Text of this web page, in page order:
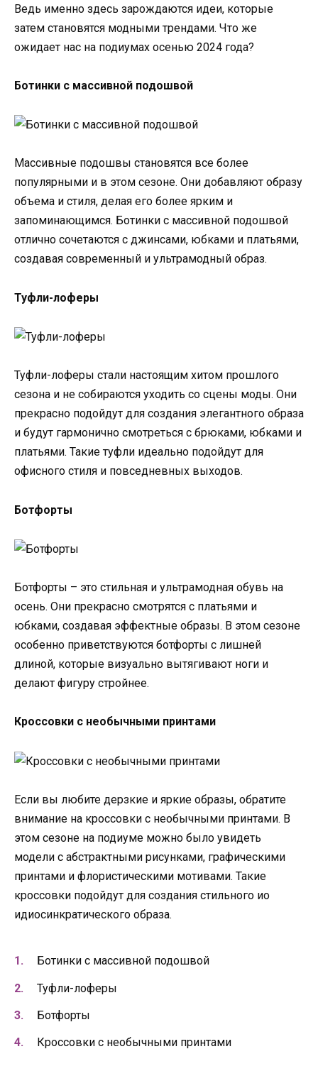
Ведь именно здесь зарождаются идеи, которые
затем становятся модными трендами. Что же
ожидает нас на подиумах осенью 2024 года?
Ботинки с массивной подошвой
Массивные подошвы становятся все более
популярными и в этом сезоне. Они добавляют образу
объема и стиля, делая его более ярким и
запоминающимся. Ботинки с массивной подошвой
отлично сочетаются с джинсами, юбками и платьями,
создавая современный и ультрамодный образ.
Туфли-лоферы
Туфли-лоферы стали настоящим хитом прошлого
сезона и не собираются уходить со сцены моды. Они
прекрасно подойдут для создания элегантного образа
и будут гармонично смотреться с брюками, юбками и
платьями. Такие туфли идеально подойдут для
офисного стиля и повседневных выходов.
Ботфорты
Ботфорты – это стильная и ультрамодная обувь на
осень. Они прекрасно смотрятся с платьями и
юбками, создавая эффектные образы. В этом сезоне
особенно приветствуются ботфорты с лишней
длиной, которые визуально вытягивают ноги и
делают фигуру стройнее.
Кроссовки с необычными принтами
Если вы любите дерзкие и яркие образы, обратите
внимание на кроссовки с необычными принтами. В
этом сезоне на подиуме можно было увидеть
модели с абстрактными рисунками, графическими
принтами и флористическими мотивами. Такие
кроссовки подойдут для создания стильного ио
идиосинкратического образа.
Ботинки с массивной подошвой
Туфли-лоферы
Ботфорты
Кроссовки с необычными принтами